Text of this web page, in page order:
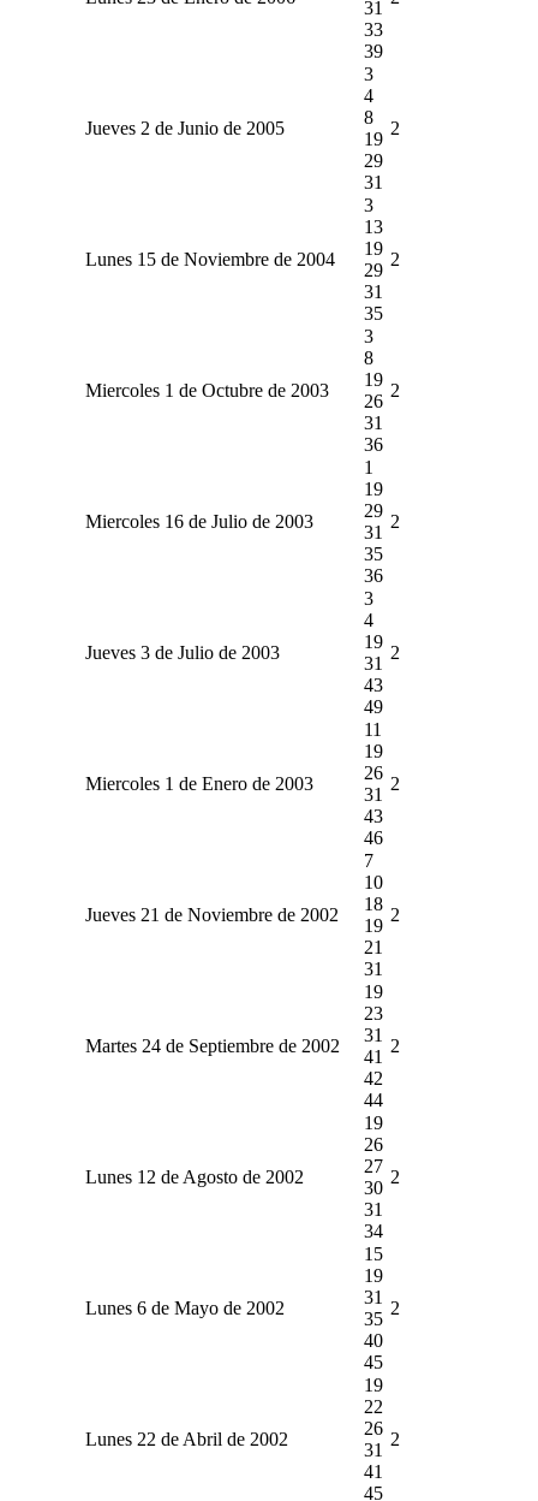
31
33
39
Jueves 2 de Junio de 2005
3
4
8
19
29
31
2
Lunes 15 de Noviembre de 2004
3
13
19
29
31
35
2
Miercoles 1 de Octubre de 2003
3
8
19
26
31
36
2
Miercoles 16 de Julio de 2003
1
19
29
31
35
36
2
Jueves 3 de Julio de 2003
3
4
19
31
43
49
2
Miercoles 1 de Enero de 2003
11
19
26
31
43
46
2
Jueves 21 de Noviembre de 2002
7
10
18
19
21
31
2
Martes 24 de Septiembre de 2002
19
23
31
41
42
44
2
Lunes 12 de Agosto de 2002
19
26
27
30
31
34
2
Lunes 6 de Mayo de 2002
15
19
31
35
40
45
2
Lunes 22 de Abril de 2002
19
22
26
31
41
45
2